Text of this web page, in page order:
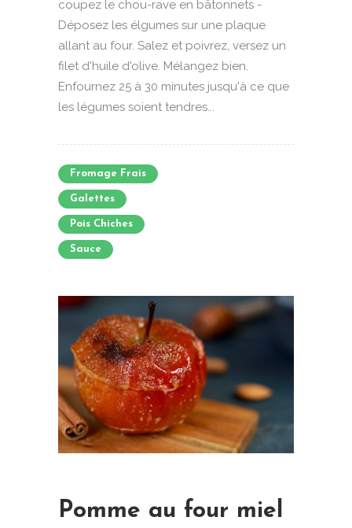
coupez le chou-rave en bâtonnets -
Déposez les élgumes sur une plaque
allant au four. Salez et poivrez, versez un
filet d'huile d'olive. Mélangez bien.
Enfournez 25 à 30 minutes jusqu'à ce que
les légumes soient tendres...
Fromage Frais
Galettes
Pois Chiches
Sauce
Pomme au four miel